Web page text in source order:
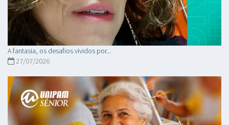
A fantasia, os desafios vividos por...
27/07/2026